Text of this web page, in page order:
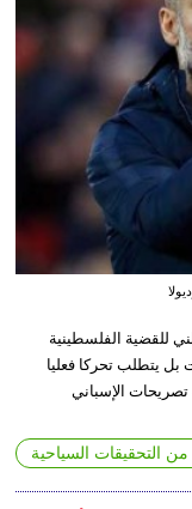
للقضية الفلسطينية
بل يتطلب تحركا فعليا
الإسباني
من التحقيقات السياحية